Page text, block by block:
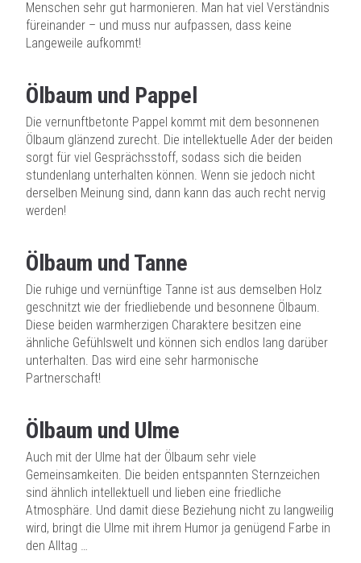
Menschen sehr gut harmonieren. Man hat viel Verständnis
füreinander – und muss nur aufpassen, dass keine
Langeweile aufkommt!
Ölbaum und Pappel
Die vernunftbetonte Pappel kommt mit dem besonnenen
Ölbaum glänzend zurecht. Die intellektuelle Ader der beiden
sorgt für viel Gesprächsstoff, sodass sich die beiden
stundenlang unterhalten können. Wenn sie jedoch nicht
derselben Meinung sind, dann kann das auch recht nervig
werden!
Ölbaum und Tanne
Die ruhige und vernünftige Tanne ist aus demselben Holz
geschnitzt wie der friedliebende und besonnene Ölbaum.
Diese beiden warmherzigen Charaktere besitzen eine
ähnliche Gefühlswelt und können sich endlos lang darüber
unterhalten. Das wird eine sehr harmonische
Partnerschaft!
Ölbaum und Ulme
Auch mit der Ulme hat der Ölbaum sehr viele
Gemeinsamkeiten. Die beiden entspannten Sternzeichen
sind ähnlich intellektuell und lieben eine friedliche
Atmosphäre. Und damit diese Beziehung nicht zu langweilig
wird, bringt die Ulme mit ihrem Humor ja genügend Farbe in
den Alltag …